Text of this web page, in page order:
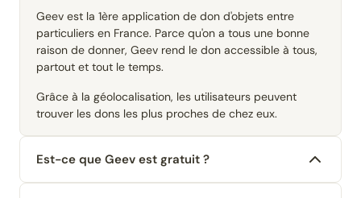
Geev est la 1ère application de don d'objets entre
particuliers en France. Parce qu'on a tous une bonne
raison de donner, Geev rend le don accessible à tous,
partout et tout le temps.
Grâce à la géolocalisation, les utilisateurs peuvent
trouver les dons les plus proches de chez eux.
Est-ce que Geev est gratuit ?